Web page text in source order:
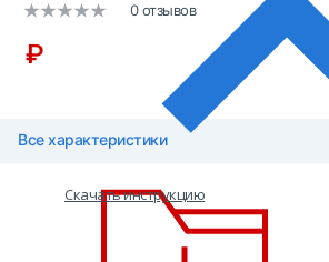
0 отзывов
₽
Все характеристики
Скачать инструкцию